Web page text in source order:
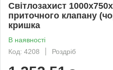
Світлозахист
приточного клапану
кришка
В наявності
Код: 4208
Роздріб